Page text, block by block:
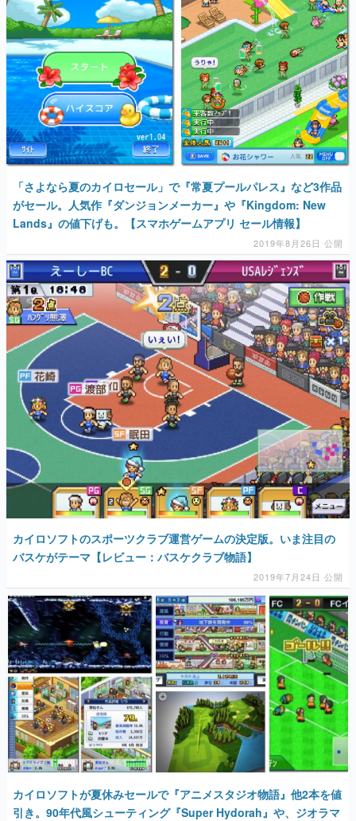
「さよなら夏のカイロセール」で『常夏プールパレス』など3作品
がセール。人気作『ダンジョンメーカー』や『Kingdom: New
Lands』の値下げも。【スマホゲームアプリ セール情報】
2019年8月26日 公開
カイロソフトのスポーツクラブ運営ゲームの決定版。いま注目の
バスケがテーマ【レビュー：バスケクラブ物語】
2019年7月24日 公開
カイロソフトが夏休みセールで『アニメスタジオ物語』他2本を値
引き。90年代風シューティング『Super Hydorah』や、ジオラマ